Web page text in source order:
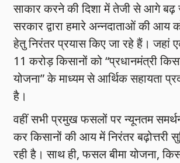
साकार करने की दिशा में तेजी से आगे बढ़
सरकार द्वारा हमारे अन्नदाताओं की आय
हेतु निरंतर प्रयास किए जा रहे हैं।
11 करोड़ किसानों को “प्रधानमंत्री
योजना” के माध्यम से आर्थिक सहायता
है।
वहीं सभी प्रमुख फसलों पर न्यूनतम
कर किसानों की आय में निरंतर बढ़ोत्तरी
रही है। साथ ही, फसल बीमा योजना,